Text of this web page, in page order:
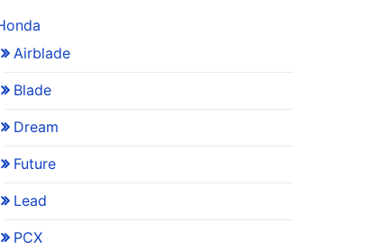
Airblade
Blade
Dream
Future
Lead
PCX